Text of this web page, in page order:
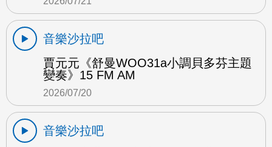
音樂沙拉吧
賈元元《舒曼WOO31a小調貝多芬主題
變奏》15 FM AM
2026/07/20
音樂沙拉吧